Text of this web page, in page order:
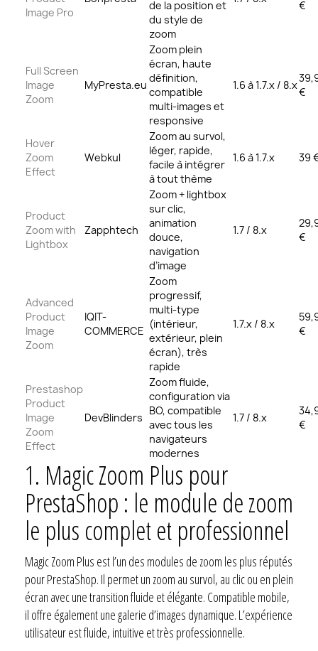
Image Pro
de la position et
du style de
zoom
€
Full Screen
Image
Zoom
MyPresta.eu
Zoom plein
écran, haute
définition,
compatible
multi-images et
responsive
1.6 à 1.7.x / 8.x
€
Hover
Zoom
Effect
Webkul
Zoom au survol,
léger, rapide,
facile à intégrer
à tout thème
1.6 à 1.7.x 39
Product
Zoom with
Lightbox
Zapphtech
Zoom + lightbox
sur clic,
animation
douce,
navigation
d’image
1.7 / 8.x
€
Advanced
Product
Image
Zoom
IQIT-
COMMERCE
Zoom
progressif,
multi-type
(intérieur,
extérieur, plein
écran), très
rapide
1.7.x / 8.x
€
Prestashop
Product
Image
Zoom
Effect
DevBlinders
Zoom fluide,
configuration via
BO, compatible
avec tous les
navigateurs
modernes
1.7 / 8.x
€
1. Magic Zoom Plus pour
PrestaShop : le module de zoom
le plus complet et professionnel
Magic Zoom Plus est l’un des modules de zoom les plus réputés
pour PrestaShop. Il permet un zoom au survol, au clic ou en plein
écran avec une transition fluide et élégante. Compatible mobile,
il offre également une galerie d’images dynamique. L’expérience
utilisateur est fluide, intuitive et très professionnelle.